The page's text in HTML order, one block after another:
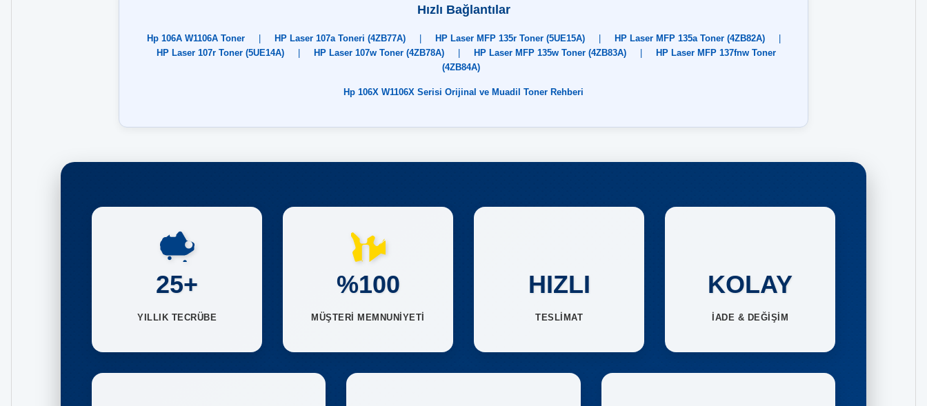
Hızlı Bağlantılar
Hp 106A W1106A Toner HP Laser 107a Toneri (4ZB77A) HP Laser MFP 135r Toner (5UE15A) HP Laser MFP 135a Toner (4ZB82A)
HP Laser 107r Toner (5UE14A)
HP Laser 107w Toner (4ZB78A) HP Laser MFP 135w Toner (4ZB83A)
HP Laser MFP 137fnw Toner
(4ZB84A)
Hp 106X W1106X Serisi Orijinal ve Muadil Toner Rehberi
25+
YILLIK TECRÜBE
%100
MÜŞTERİ MEMNUNİYETİ
HIZLI
TESLİMAT
KOLAY
İADE & DEĞİŞİM